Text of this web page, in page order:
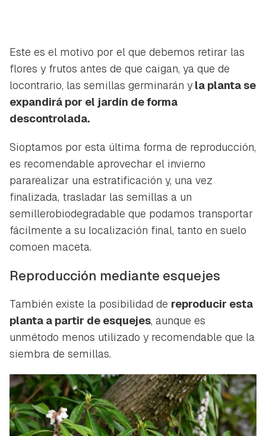
Este es el motivo por el que debemos retirar las
flores y frutos antes de que caigan, ya que de
locontrario, las semillas germinarán y la planta se
expandirá por el jardín de forma
descontrolada.
Sioptamos por esta última forma de reproducción,
es recomendable aprovechar el invierno
pararealizar una estratificación y, una vez
finalizada, trasladar las semillas a un
semillerobiodegradable que podamos transportar
fácilmente a su localización final, tanto en suelo
comoen maceta.
Reproducción mediante esquejes
También existe la posibilidad de reproducir esta
planta a partir de esquejes, aunque es
unmétodo menos utilizado y recomendable que la
siembra de semillas.